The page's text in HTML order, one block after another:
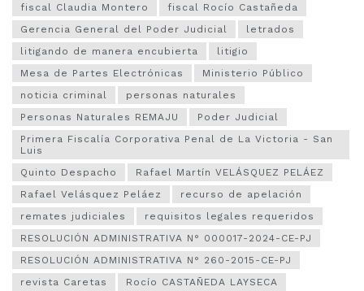
fiscal Claudia Montero
fiscal Rocío Castañeda
Gerencia General del Poder Judicial
letrados
litigando de manera encubierta
litigio
Mesa de Partes Electrónicas
Ministerio Público
noticia criminal
personas naturales
Personas Naturales REMAJU
Poder Judicial
Primera Fiscalía Corporativa Penal de La Victoria - San
Luis
Quinto Despacho
Rafael Martín VELÁSQUEZ PELÁEZ
Rafael Velásquez Peláez
recurso de apelación
remates judiciales
requisitos legales requeridos
RESOLUCIÓN ADMINISTRATIVA N° 000017-2024-CE-PJ
RESOLUCIÓN ADMINISTRATIVA N° 260-2015-CE-PJ
revista Caretas
Rocío CASTAÑEDA LAYSECA